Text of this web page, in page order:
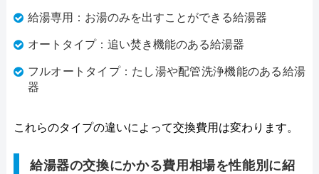
給湯専用：お湯のみを出すことができる給湯器
オートタイプ：追い焚き機能のある給湯器
フルオートタイプ：たし湯や配管洗浄機能のある給湯
器
これらのタイプの違いによって交換費用は変わります。
給湯器の交換にかかる費用相場を性能別に紹